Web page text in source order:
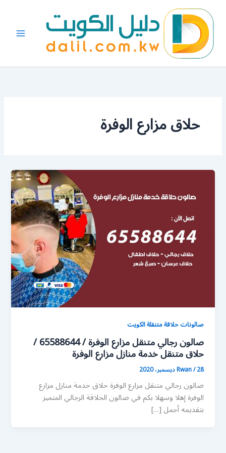
المحتوى
حلاق مزارع الوفرة
صالونات حلاقة متنقلة الكويت
صالون رجالي متنقل مزارع الوفرة / 65588644 /
حلاق متنقل خدمة منازل مزارع الوفرة
Rwan/28 ديسمبر، 2020
صالون رجالي متنقل مزارع الوفرة حلاق خدمة منازل مزارع
الوفرة إهلا وسهلا بكم في صالون الحلاقة الرجالي المتميز
بتقديمه أجمل […]